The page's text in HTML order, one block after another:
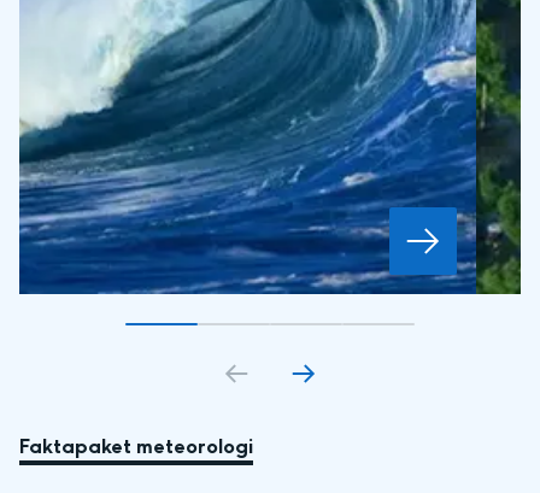
Gå till bildkort1
Gå till bildkort2
Gå till bildkort3
Gå till bildkort
Faktapaket meteorologi